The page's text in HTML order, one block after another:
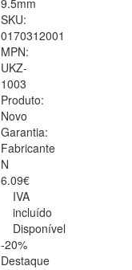
9.5mm
SKU:
0170312001
MPN:
UKZ-
1003
Produto:
Novo
Garantia:
Fabricante
N
6.09€
IVA
incluído
Disponível
-20%
Destaque